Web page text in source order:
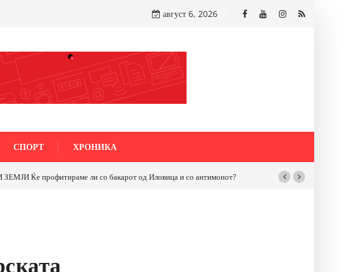
август 6, 2026
СПОРТ ХРОНИКА
профитираме ли со бакарот од Иловица и со антимонот?